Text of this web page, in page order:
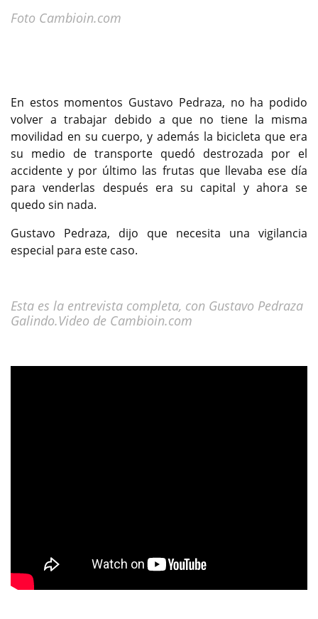
Foto Cambioin.com
En estos momentos Gustavo Pedraza, no ha podido
volver a trabajar debido a que no tiene la misma
movilidad en su cuerpo, y además la bicicleta que era
su medio de transporte quedó destrozada por el
accidente y por último las frutas que llevaba ese día
para venderlas después era su capital y ahora se
quedo sin nada.
Gustavo Pedraza, dijo que necesita una vigilancia
especial para este caso.
Esta es la entrevista completa, con Gustavo Pedraza
Galindo.Video de Cambioin.com